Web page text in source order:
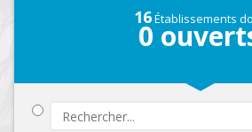
16Établissements
0